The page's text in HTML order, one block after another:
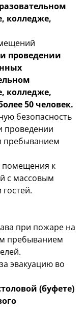
колледже,
проведении
колледже,
50 человек.
безопасность
проведении
пребыванием
помещения к
с массовым
при пожаре на
пребыванием
эвакуацию во
(буфете)